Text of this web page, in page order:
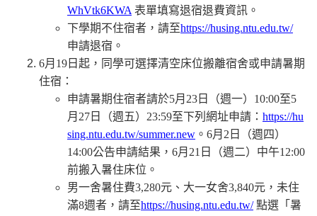
WhVtk6KWA 表單填寫退宿退費資訊。
下學期不住宿者，請至https://husing.ntu.edu.tw/
申請退宿。
6月19日起，同學可選擇清空床位搬離宿舍或申請暑期
住宿：
申請暑期住宿者請於5月23日（週一）10:00至5
月27日（週五）23:59至下列網址申請： https://hu
sing.ntu.edu.tw/summer.new 。6月2日（週四）
14:00公告申請結果，6月21日（週二）中午12:00
前搬入暑住床位。
男一舍暑住費3,280元、大一女舍3,840元，未住
滿8週者，請至https://husing.ntu.edu.tw/點選「暑